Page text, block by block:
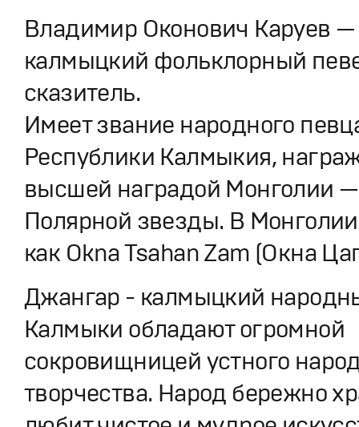
Владимир Оконович Каруев
калмыцкий фольклорный
сказитель.
Имеет звание народного
Республики Калмыкия,
высшей наградой Монголии
Полярной звезды. В
как Okna Tsahan Zam (Окна
Джангар - калмыцкий
Калмыки обладают огромной
сокровищницей устного
творчества. Народ бережно